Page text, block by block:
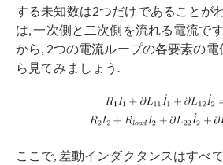
する未知数は2つだけであることが
は, 一次側と二次側を流れる電流で
から, 2つの電流ループの各要素の
ら見てみましょう.
ここで, 差動インダクタンスはすべ